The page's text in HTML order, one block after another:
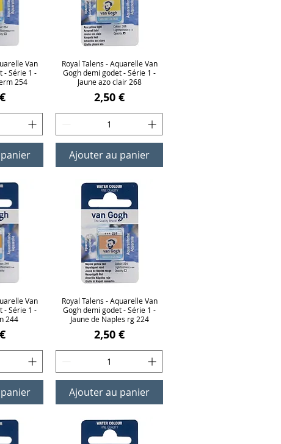
Van
- Série 1 -
254
Aperçu rapide
Royal Talens - Aquarelle Van
Gogh demi godet - Série 1 -
Jaune azo clair 268
Prix
2,50 €
Ajouter au panier
Van
- Série 1 -
244
Aperçu rapide
Royal Talens - Aquarelle Van
Gogh demi godet - Série 1 -
Jaune de Naples rg 224
Prix
2,50 €
Ajouter au panier